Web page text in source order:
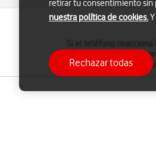
configuración
hacer
retirar tu consentimiento sin
nuestra política de cookies.
Rechazar todas